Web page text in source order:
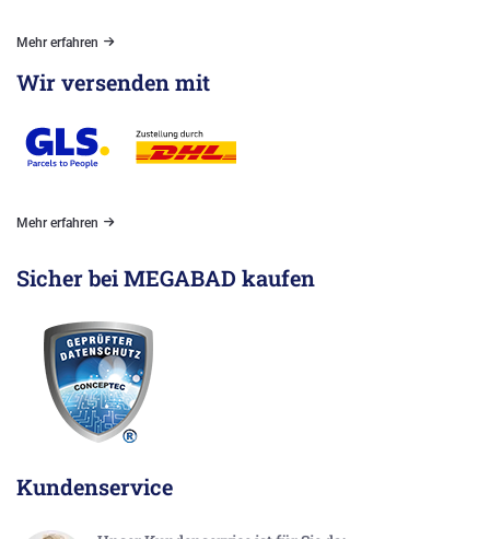
Mehr erfahren
Wir versenden mit
Mehr erfahren
Sicher bei MEGABAD kaufen
Kundenservice